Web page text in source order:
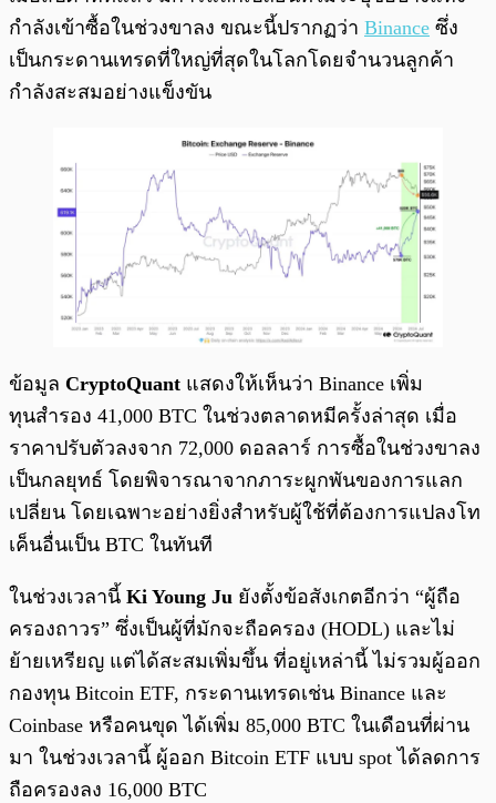
กำลังเข้าซื้อในช่วงขาลง ขณะนี้ปรากฏว่า Binance ซึ่ง
เป็นกระดานเทรดที่ใหญ่ที่สุดในโลกโดยจำนวนลูกค้า
กำลังสะสมอย่างแข็งขัน
ข้อมูล CryptoQuant แสดงให้เห็นว่า Binance เพิ่ม
ทุนสำรอง 41,000 BTC ในช่วงตลาดหมีครั้งล่าสุด เมื่อ
ราคาปรับตัวลงจาก 72,000 ดอลลาร์ การซื้อในช่วงขาลง
เป็นกลยุทธ์ โดยพิจารณาจากภาระผูกพันของการแลก
เปลี่ยน โดยเฉพาะอย่างยิ่งสำหรับผู้ใช้ที่ต้องการแปลงโท
เค็นอื่นเป็น BTC ในทันที
ในช่วงเวลานี้ Ki Young Ju ยังตั้งข้อสังเกตอีกว่า “ผู้ถือ
ครองถาวร” ซึ่งเป็นผู้ที่มักจะถือครอง (HODL) และไม่
ย้ายเหรียญ แต่ได้สะสมเพิ่มขึ้น ที่อยู่เหล่านี้ ไม่รวมผู้ออก
กองทุน Bitcoin ETF, กระดานเทรดเช่น Binance และ
Coinbase หรือคนขุด ได้เพิ่ม 85,000 BTC ในเดือนที่ผ่าน
มา ในช่วงเวลานี้ ผู้ออก Bitcoin ETF แบบ spot ได้ลดการ
ถือครองลง 16,000 BTC